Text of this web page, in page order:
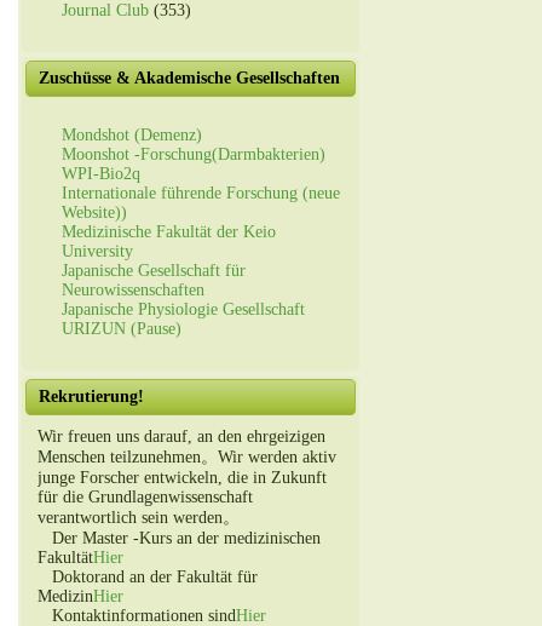
Journal Club (353)
Zuschüsse & Akademische Gesellschaften
Mondshot (Demenz)
Moonshot -Forschung(Darmbakterien)
WPI-Bio2q
Internationale führende Forschung (neue
Website))
Medizinische Fakultät der Keio
University
Japanische Gesellschaft für
Neurowissenschaften
Japanische Physiologie Gesellschaft
URIZUN (Pause)
Rekrutierung!
Wir freuen uns darauf, an den ehrgeizigen
Menschen teilzunehmen。Wir werden aktiv
junge Forscher entwickeln, die in Zukunft
für die Grundlagenwissenschaft
verantwortlich sein werden。
Der Master -Kurs an der medizinischen
FakultätHier
Doktorand an der Fakultät für
MedizinHier
Kontaktinformationen sindHier